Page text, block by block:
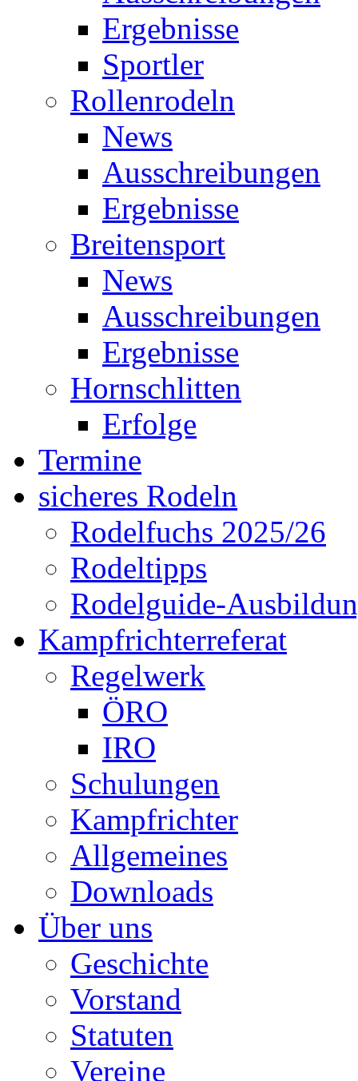
Ergebnisse
Sportler
Rollenrodeln
News
Ausschreibungen
Ergebnisse
Breitensport
News
Ausschreibungen
Ergebnisse
Hornschlitten
Erfolge
Termine
sicheres Rodeln
Rodelfuchs 2025/26
Rodeltipps
Rodelguide-
Kampfrichterreferat
Regelwerk
ÖRO
IRO
Schulungen
Kampfrichter
Allgemeines
Downloads
Über uns
Geschichte
Vorstand
Statuten
Vereine